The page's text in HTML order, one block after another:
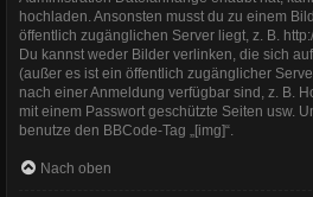
hochladen. Ansonsten musst du zu einem
öffentlich zugänglichen Server liegt, z. B.
Du kannst weder Bilder verlinken, die sich
(außer es ist ein öffentlich zugänglicher
nach einer Anmeldung verfügbar sind, z. B.
mit einem Passwort geschützte Seiten usw.
benutze den BBCode-Tag „[img]“.
Nach oben